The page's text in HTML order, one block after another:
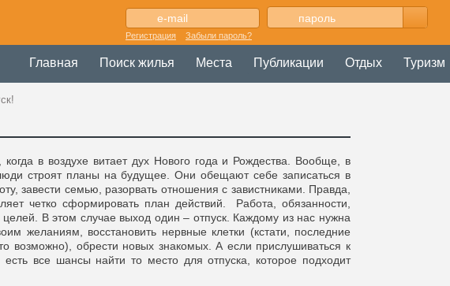
Регистрация Забыли пароль?
Главная Поиск жилья Места Публикации Отдых Туризм
в воздухе витает дух Нового года и Рождества. Вообще, в
строят планы на будущее. Они обещают себе записаться в
завести семью, разорвать отношения с завистниками. Правда,
четко сформировать план действий. Работа, обязанности,
В этом случае выход один – отпуск. Каждому из нас нужна
желаниям, восстановить нервные клетки (кстати, последние
возможно), обрести новых знакомых. А если прислушиваться к
есть все шансы найти то место для отпуска, которое подходит